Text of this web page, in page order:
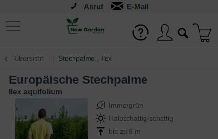
Anruf
Übersicht Stechpalme - Ilex
Europäische Stechpalme
Ilex aquifolium
Immergrün
Halbschattig-schattig
bis zu 6 m